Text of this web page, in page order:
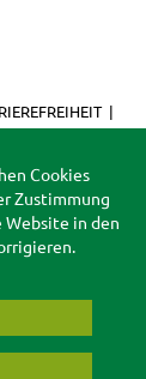
Cookies
Zustimmung
Website in den